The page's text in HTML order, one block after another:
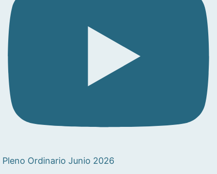
Pleno Ordinario Junio 2026